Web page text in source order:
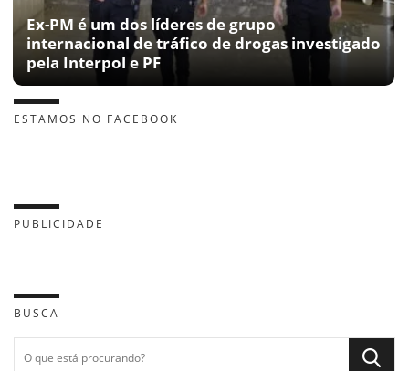
Ex-PM é um dos líderes de grupo
internacional de tráfico de drogas investigado
pela Interpol e PF
ESTAMOS NO FACEBOOK
PUBLICIDADE
BUSCA